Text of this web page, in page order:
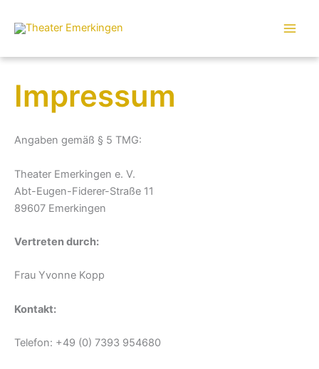
Inhalt
Impressum
Angaben gemäß § 5 TMG:
Theater Emerkingen e. V.
Abt-Eugen-Fiderer-Straße 11
89607 Emerkingen
Vertreten durch:
Frau Yvonne Kopp
Kontakt:
Telefon: +49 (0) 7393 954680